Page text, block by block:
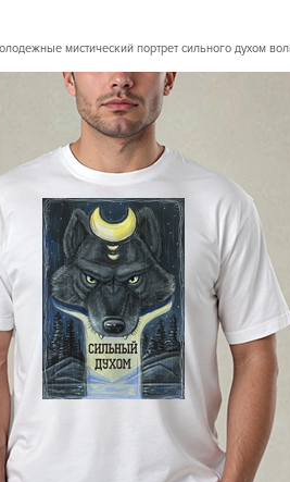
мистический портрет сильного духом